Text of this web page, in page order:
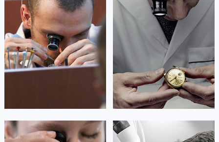
资深萧邦技师
是萧邦售后服务中心
(萧邦保养中心)
的高级技师之一
Guangzhou Chopard Maintain center
 广州萧邦维修
资深萧邦技师
是萧邦售后服务中心
(萧邦保养中心)
的高级技师之一
Shenzhen Chopard Maintain center
 深圳萧邦维修
安尼塔·阿普里尔 贝亚特·布兰奇